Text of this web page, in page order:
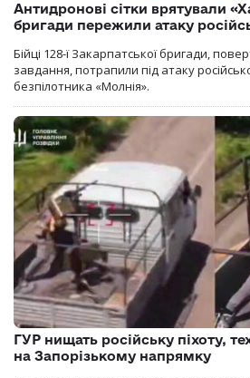
Антидронові сітки врятували
бригади пережили атаку
Бійці 128-ї Закарпатської бригади,
завдання, потрапили під атаку
безпілотника «Молнія».
ГУР нищать російську піхоту,
на Запорізькому напрямку